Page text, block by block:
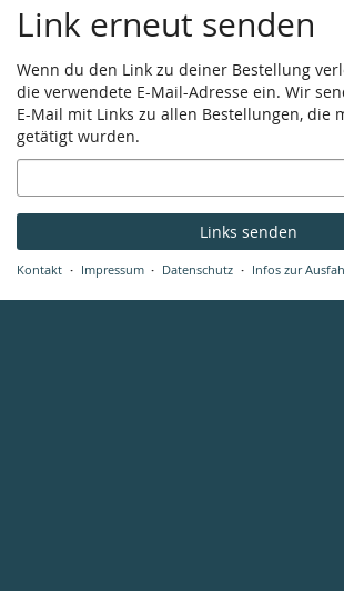
Link erneut senden
Wenn du den Link zu deiner Bestellung
die verwendete E-Mail-Adresse ein. Wir
E-Mail mit Links zu allen Bestellungen, die
getätigt wurden.
E-
Mail
Links senden
Kontakt Impressum Datenschutz Infos zur